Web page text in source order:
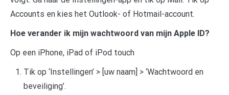
Accounts en kies het Outlook- of Hotmail-account.
Hoe verander ik mijn wachtwoord van mijn Apple ID?
Op een iPhone, iPad of iPod touch
Tik op ‘Instellingen’ > [uw naam] > ‘Wachtwoord en
beveiliging’.